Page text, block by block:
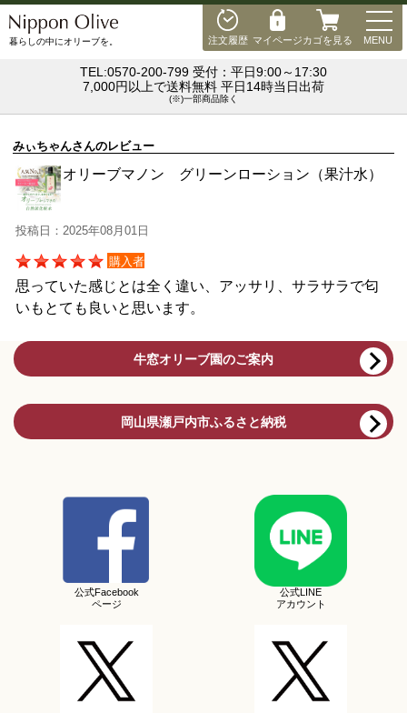
注文履歴 マイページカゴを見る MENU
暮らしの中にオリーブを。
TEL:0570-200-799 受付：平日9:00～17:30
7,000円以上で送料無料 平日14時当日出荷
(※)一部商品除く
みぃちゃんさんのレビュー
オリーブマノン グリーンローション（果汁水）
投稿日：2025年08月01日
購入者
思っていた感じとは全く違い、アッサリ、サラサラで匂
いもとても良いと思います。
牛窓オリーブ園のご案内
岡山県瀬戸内市ふるさと納税
公式Facebook
ページ
公式LINE
アカウント